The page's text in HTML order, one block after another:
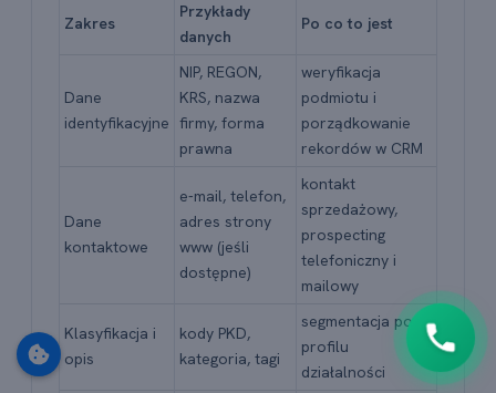
Zakres
Przykłady
danych
Po co to jest
Dane
identyfikacyjne
NIP, REGON,
KRS, nazwa
firmy, forma
prawna
weryfikacja
podmiotu i
porządkowanie
rekordów w CRM
Dane
kontaktowe
e-mail, telefon,
adres strony
www (jeśli
dostępne)
kontakt
sprzedażowy,
prospecting
telefoniczny i
mailowy
Klasyfikacja i
opis
kody PKD,
kategoria, tagi
segmentacja po
profilu
działalności
Klikając "Oddzwoń do mnie" wyrażasz zgodę na
kontakt pod podanym numerem.
Możesz w każdej chwili zrezygnować lub
napisać do nas wiadomość .